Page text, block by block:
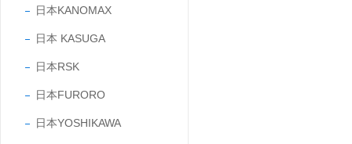
日本KANOMAX
日本 KASUGA
日本RSK
日本FURORO
日本YOSHIKAWA